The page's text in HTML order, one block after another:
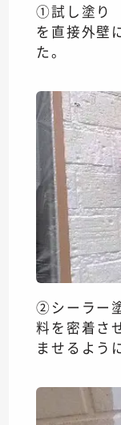
①試し塗り
を直接外壁
た。
②シーラー
料を密着さ
ませるよう